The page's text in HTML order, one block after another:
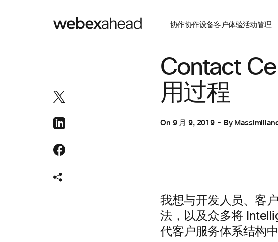
协作协作设备客户体验活动管理
Contact
用过程
On 9 月 9, 2019 By
我想与开发人员、客
法，以及众多将
代客户服务体系结构